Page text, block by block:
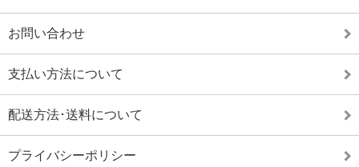
お問い合わせ
支払い方法について
配送方法･送料について
プライバシーポリシー